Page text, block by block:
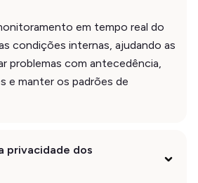
em tempo real do
condições internas, ajudando as
problemas com antecedência,
e manter os padrões de
privacidade dos